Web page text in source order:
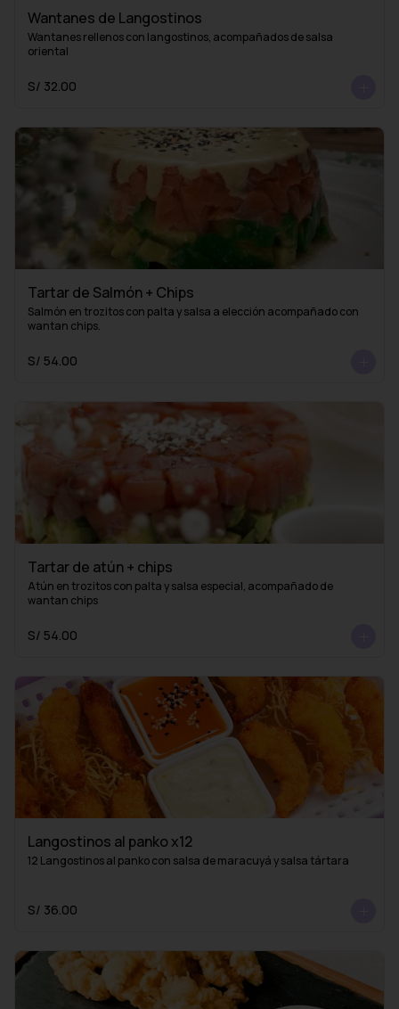
Wantanes de Langostinos
Wantanes rellenos con langostinos, acompañados de salsa
oriental
S/ 32.00
Tartar de Salmón + Chips
Salmón en trozitos con palta y salsa a elección acompañado con
wantan chips.
S/ 54.00
Tartar de atún + chips
Atún en trozitos con palta y salsa especial, acompañado de
wantan chips
S/ 54.00
Langostinos al panko x12
12 Langostinos al panko con salsa de maracuyá y salsa tártara
S/ 36.00